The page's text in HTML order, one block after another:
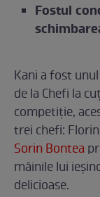
Fostul
Kani a fost
de la Chefi la
competiție,
trei chefi:
Sorin Bontea
mâinile lui
delicioase.